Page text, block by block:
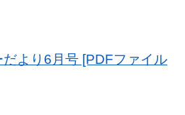
より6月号 [PDFファイル